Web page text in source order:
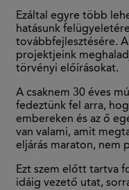
Ezáltal egyre több
hatásunk
továbbfejlesztésére.
projektjeink
törvényi előírásokat.
A csaknem 30 éves
fedeztünk fel arra,
embereken és az ő
van valami, amit
eljárás maraton, nem
Ezt szem előtt tartva
idáig vezető utat,